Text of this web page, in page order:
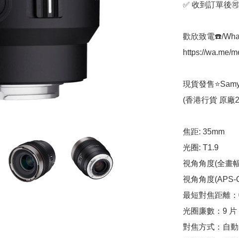
✅ 收到訂單後
歡欣致電☎️/
https://wa.me/
現貨發售
(香港行貨 原廠
焦距: 35mm
光圈: T1.9
視角角度(全畫
視角角度(APS-
最短對焦距離
光圈廉數：9 片
對焦方式：自動